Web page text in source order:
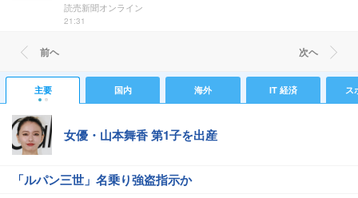
読売新聞オンライン
21:31
前ヘ 次ヘ
主要 国内 海外 IT 経済 ス
女優・山本舞香 第1子を出産
「ルパン三世」名乗り強盗指示か